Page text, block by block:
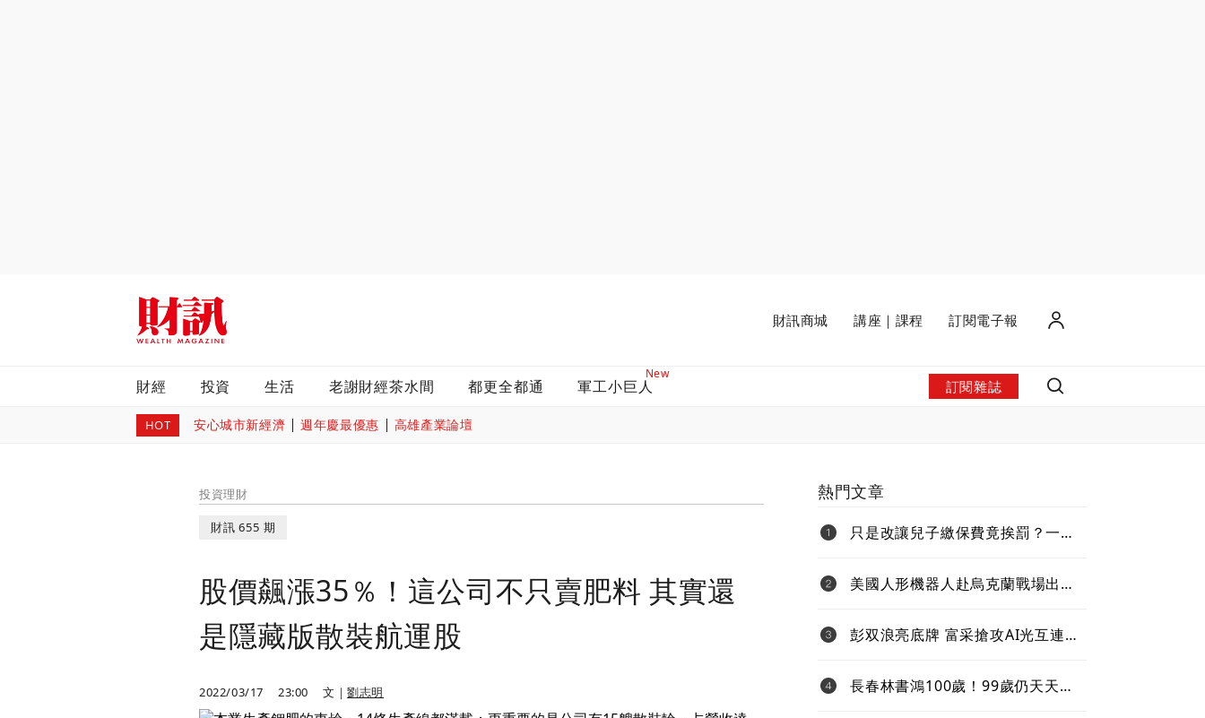
財訊商城 講座｜課程 訂閱電子報
財經 投資 生活 老謝財經茶水間 都更全都通
New
軍工小巨人 訂閱雜誌
HOT 安心城市新經濟 週年慶最優惠 高雄產業論壇
投資理財
財訊 655 期
股價飆漲35％！這公司不只賣肥料 其實還
是隱藏版散裝航運股
2022/03/17 23:00 文｜劉志明
熱門文章
只是改讓兒子繳保費竟挨罰？一次
美國人形機器人赴烏克蘭戰場出任
超微Ryzen AI嵌入式X100系列處理
器
彭双浪亮底牌 富采搶攻AI光互連
功耗新藍海
長春林書鴻100歲！99歲仍天天上